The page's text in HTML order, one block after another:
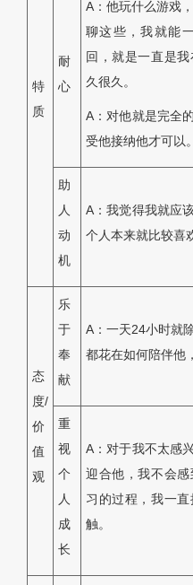
特
质
耐
心
A：他玩什么游戏
聊这些，我就能
回，就是一直是
久很久。
A：对他就是完全
受他接纳他才可以。
助
人
动
机
A：我觉得我就应
个人本来就比较喜
态
度/
价
值
观
乐
于
奉
献
A：一天24小时就
都花在如何陪伴他
重
视
个
人
成
长
A：对于我不太感
迎合他，我不会
习的过程，我一
触。